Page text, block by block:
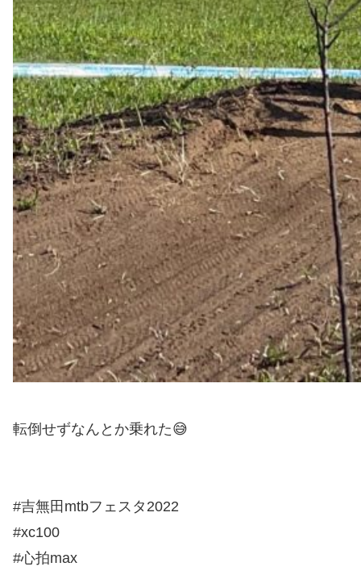
転倒せずなんとか乗れた😅
#吉無田mtbフェスタ2022
#xc100
#心拍max